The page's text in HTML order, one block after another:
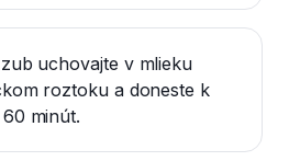
uchovajte v mlieku
roztoku a doneste k
minút.